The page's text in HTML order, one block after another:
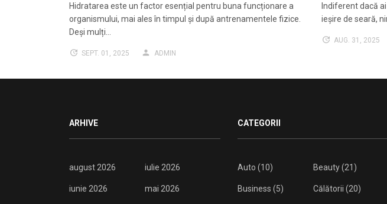
Hidratarea este un factor esențial pentru buna funcționare a
organismului, mai ales în timpul și după antrenamentele fizice.
Deși mulți…
SEPT. 01, 2025 ADMIN
Indiferent dacă
ieșire de seară,
AUG. 31, 2025
ARHIVE
august 2026 iulie 2026
iunie 2026 mai 2026
CATEGORII
Auto (10) Beauty(21)
Business (5) Călătorii (20)